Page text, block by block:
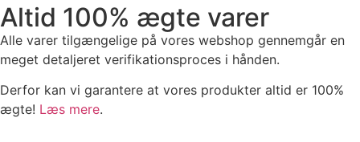
Altid 100% ægte varer
Alle varer tilgængelige på vores webshop gennemgår en
meget detaljeret verifikationsproces i hånden.
Derfor kan vi garantere at vores produkter altid er 100%
ægte! Læs mere.